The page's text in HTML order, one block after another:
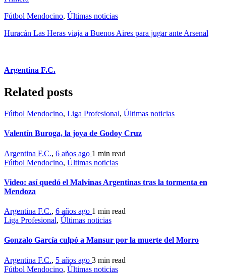
Fútbol Mendocino, Últimas noticias
Huracán Las Heras viaja a Buenos Aires para jugar ante Arsenal
Argentina F.C.
Related posts
Fútbol Mendocino, Liga Profesional, Últimas noticias
Valentín Buroga, la joya de Godoy Cruz
Argentina F.C., 6 años ago 1 min read
Fútbol Mendocino, Últimas noticias
Video: así quedó el Malvinas Argentinas tras la tormenta en
Mendoza
Argentina F.C., 6 años ago 1 min read
Liga Profesional, Últimas noticias
Gonzalo García culpó a Mansur por la muerte del Morro
Argentina F.C., 5 años ago 3 min read
Fútbol Mendocino, Últimas noticias